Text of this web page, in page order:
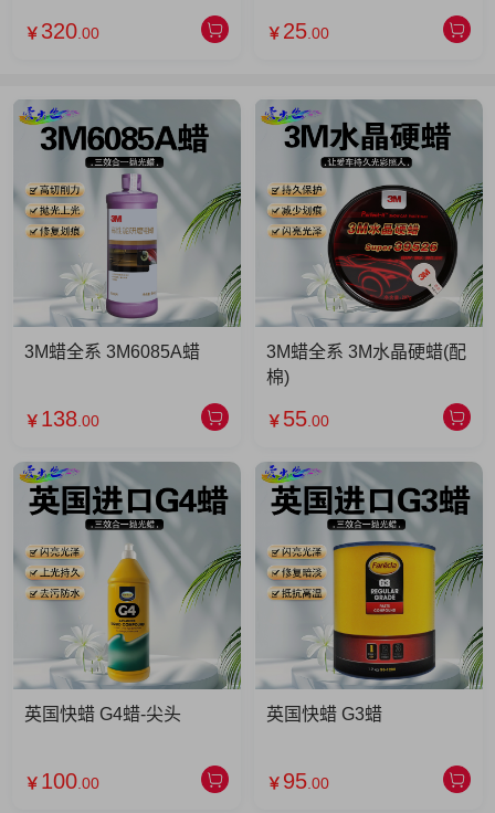
￥ 320 .00 ￥ 25 .00
3M蜡全系 3M6085A蜡
￥ 138 .00
3M蜡全系 3M水晶硬蜡(配
棉)
￥ 55 .00
英国快蜡 G4蜡-尖头
￥ 100 .00
英国快蜡 G3蜡
￥ 95 .00